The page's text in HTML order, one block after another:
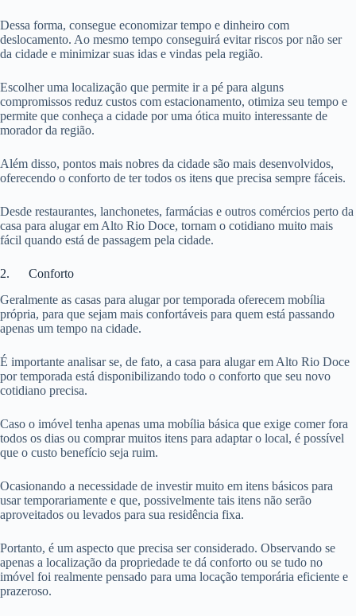
Dessa forma, consegue economizar tempo e dinheiro com
deslocamento. Ao mesmo tempo conseguirá evitar riscos por não ser
da cidade e minimizar suas idas e vindas pela região.
Escolher uma localização que permite ir a pé para alguns
compromissos reduz custos com estacionamento, otimiza seu tempo e
permite que conheça a cidade por uma ótica muito interessante de
morador da região.
Além disso, pontos mais nobres da cidade são mais desenvolvidos,
oferecendo o conforto de ter todos os itens que precisa sempre fáceis.
Desde restaurantes, lanchonetes, farmácias e outros comércios perto da
casa para alugar em Alto Rio Doce, tornam o cotidiano muito mais
fácil quando está de passagem pela cidade.
2. Conforto
Geralmente as casas para alugar por temporada oferecem mobília
própria, para que sejam mais confortáveis para quem está passando
apenas um tempo na cidade.
É importante analisar se, de fato, a casa para alugar em Alto Rio Doce
por temporada está disponibilizando todo o conforto que seu novo
cotidiano precisa.
Caso o imóvel tenha apenas uma mobília básica que exige comer fora
todos os dias ou comprar muitos itens para adaptar o local, é possível
que o custo benefício seja ruim.
Ocasionando a necessidade de investir muito em itens básicos para
usar temporariamente e que, possivelmente tais itens não serão
aproveitados ou levados para sua residência fixa.
Portanto, é um aspecto que precisa ser considerado. Observando se
apenas a localização da propriedade te dá conforto ou se tudo no
imóvel foi realmente pensado para uma locação temporária eficiente e
prazeroso.